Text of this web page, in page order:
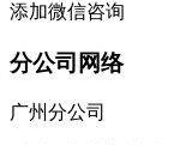
添加微信咨询
分公司网络
广州分公司